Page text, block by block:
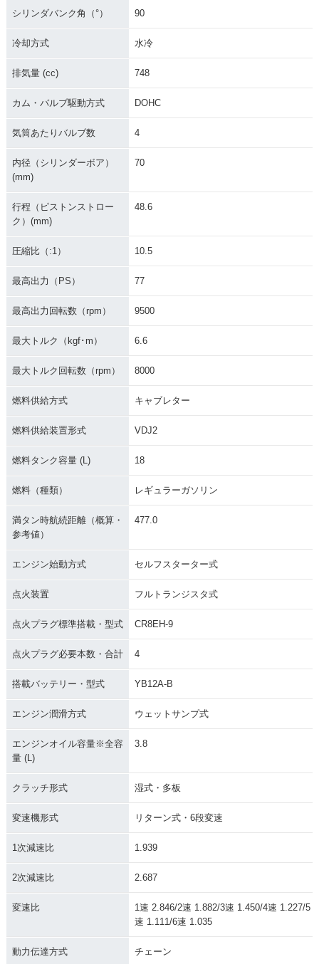
シリンダバンク角（°） 90
冷却方式 水冷
排気量 (cc) 748
カム・バルブ駆動方式 DOHC
気筒あたりバルブ数 4
内径（シリンダーボア）
(mm)
70
行程（ピストンストロー
ク）(mm)
48.6
圧縮比（:1） 10.5
最高出力（PS） 77
最高出力回転数（rpm） 9500
最大トルク（kgf･m） 6.6
最大トルク回転数（rpm） 8000
燃料供給方式 キャブレター
燃料供給装置形式 VDJ2
燃料タンク容量 (L) 18
燃料（種類） レギュラーガソリン
満タン時航続距離（概算・
参考値）
477.0
エンジン始動方式 セルフスターター式
点火装置 フルトランジスタ式
点火プラグ標準搭載・型式 CR8EH-9
点火プラグ必要本数・合計 4
搭載バッテリー・型式 YB12A-B
エンジン潤滑方式 ウェットサンプ式
エンジンオイル容量※全容
量 (L)
3.8
クラッチ形式 湿式・多板
変速機形式 リターン式・6段変速
1次減速比 1.939
2次減速比 2.687
変速比
1速 2.846/2速 1.882/3速 1.450/4速 1.227/5
速 1.111/6速 1.035
動力伝達方式 チェーン